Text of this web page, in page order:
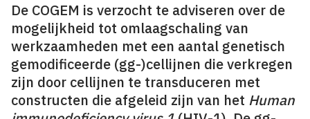
De COGEM is verzocht te adviseren over de
mogelijkheid tot omlaagschaling van
werkzaamheden met een aantal genetisch
gemodificeerde (gg-)cellijnen die verkregen
zijn door cellijnen te transduceren met
constructen die afgeleid zijn van het Human